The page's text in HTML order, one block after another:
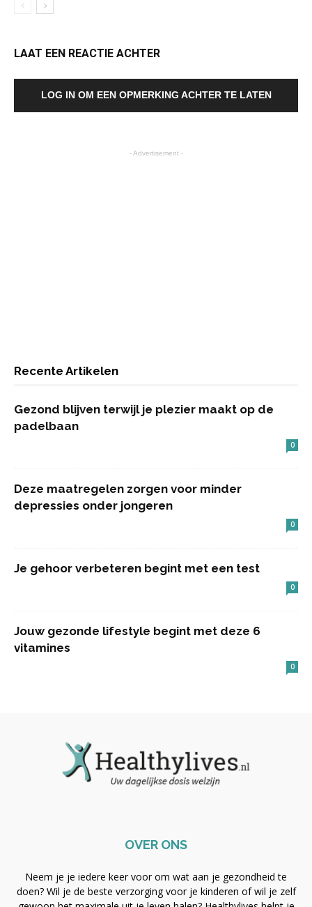
LAAT EEN REACTIE ACHTER
LOG IN OM EEN OPMERKING ACHTER TE LATEN
- Advertisement -
Recente Artikelen
Gezond blijven terwijl je plezier maakt op de
padelbaan
0
Deze maatregelen zorgen voor minder
depressies onder jongeren
0
Je gehoor verbeteren begint met een test
0
Jouw gezonde lifestyle begint met deze 6
vitamines
0
OVER ONS
Neem je je iedere keer voor om wat aan je gezondheid te
doen? Wil je de beste verzorging voor je kinderen of wil je zelf